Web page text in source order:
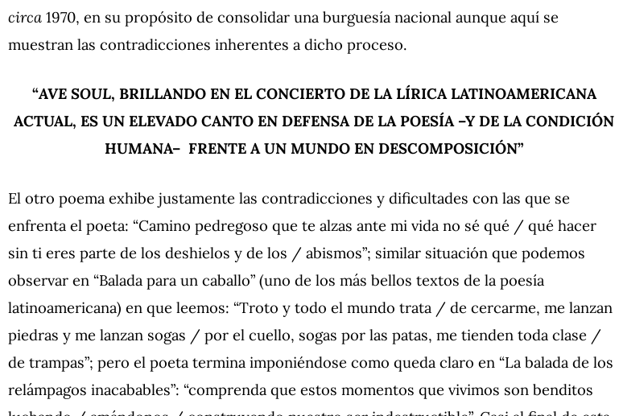
circa 1970, en su propósito de consolidar una burguesía nacional aunque aquí se
muestran las contradicciones inherentes a dicho proceso.
“AVE SOUL, BRILLANDO EN EL CONCIERTO DE LA LÍRICA LATINOAMERICANA
ACTUAL, ES UN ELEVADO CANTO EN DEFENSA DE LA POESÍA –Y DE LA CONDICIÓN
HUMANA– FRENTE A UN MUNDO EN DESCOMPOSICIÓN”
El otro poema exhibe justamente las contradicciones y dificultades con las que se
enfrenta el poeta: “Camino pedregoso que te alzas ante mi vida no sé qué / qué hacer
sin ti eres parte de los deshielos y de los / abismos”; similar situación que podemos
observar en “Balada para un caballo” (uno de los más bellos textos de la poesía
latinoamericana) en que leemos: “Troto y todo el mundo trata / de cercarme, me lanzan
piedras y me lanzan sogas / por el cuello, sogas por las patas, me tienden toda clase /
de trampas”; pero el poeta termina imponiéndose como queda claro en “La balada de los
relámpagos inacabables”: “comprenda que estos momentos que vivimos son benditos